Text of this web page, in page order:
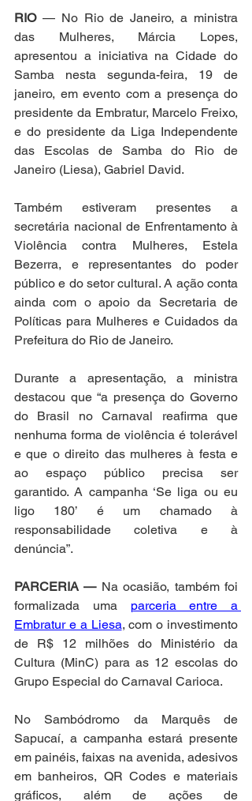
RIO — No Rio de Janeiro, a ministra
das Mulheres, Márcia Lopes,
apresentou a iniciativa na Cidade do
Samba nesta segunda-feira, 19 de
janeiro, em evento com a presença do
presidente da Embratur, Marcelo Freixo,
e do presidente da Liga Independente
das Escolas de Samba do Rio de
Janeiro (Liesa), Gabriel David.
Também estiveram presentes a
secretária nacional de Enfrentamento à
Violência contra Mulheres, Estela
Bezerra, e representantes do poder
público e do setor cultural. A ação conta
ainda com o apoio da Secretaria de
Políticas para Mulheres e Cuidados da
Prefeitura do Rio de Janeiro.
Durante a apresentação, a ministra
destacou que “a presença do Governo
do Brasil no Carnaval reafirma que
nenhuma forma de violência é tolerável
e que o direito das mulheres à festa e
ao espaço público precisa ser
garantido. A campanha ‘Se liga ou eu
ligo 180’ é um chamado à
responsabilidade coletiva e à
denúncia”.
PARCERIA — Na ocasião, também foi
formalizada uma parceria entre a
Embratur e a Liesa, com o investimento
de R$ 12 milhões do Ministério da
Cultura (MinC) para as 12 escolas do
Grupo Especial do Carnaval Carioca.
No Sambódromo da Marquês de
Sapucaí, a campanha estará presente
em painéis, faixas na avenida, adesivos
em banheiros, QR Codes e materiais
gráficos, além de ações de